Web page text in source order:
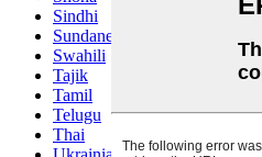
Sindhi
Sundanese
Swahili
Tajik
Tamil
Telugu
Thai